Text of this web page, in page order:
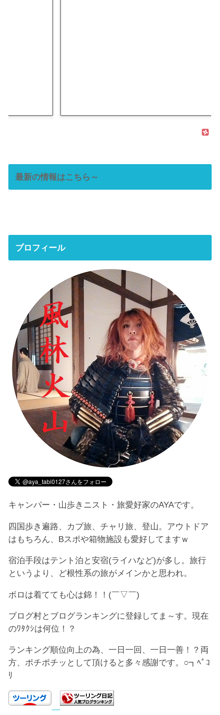
最新の情報はこちら～
プロフィール
キャンパー・山歩きニスト・旅愛好家のAYAです。
四国歩き遍路、カブ旅、チャリ旅、登山。アウトドア
はもちろん、Bスポや箱物施設も愛好してますｗ
宿泊手段はテント泊と安宿(ライハなど)が多し。旅行
というより、ど根性系の旅がメインかと思われ。
ボロは着てても心は錦！！(￣▽￣)
ブログ村とブログランキングに登録してま～す。現在
のﾜﾀｸｼは何位！？
ランキング順位向上の為、一日一回、一日一善！？両
方、ポチポチッとして頂けると多々感謝です。○┓ﾍﾟｺ
ﾘ